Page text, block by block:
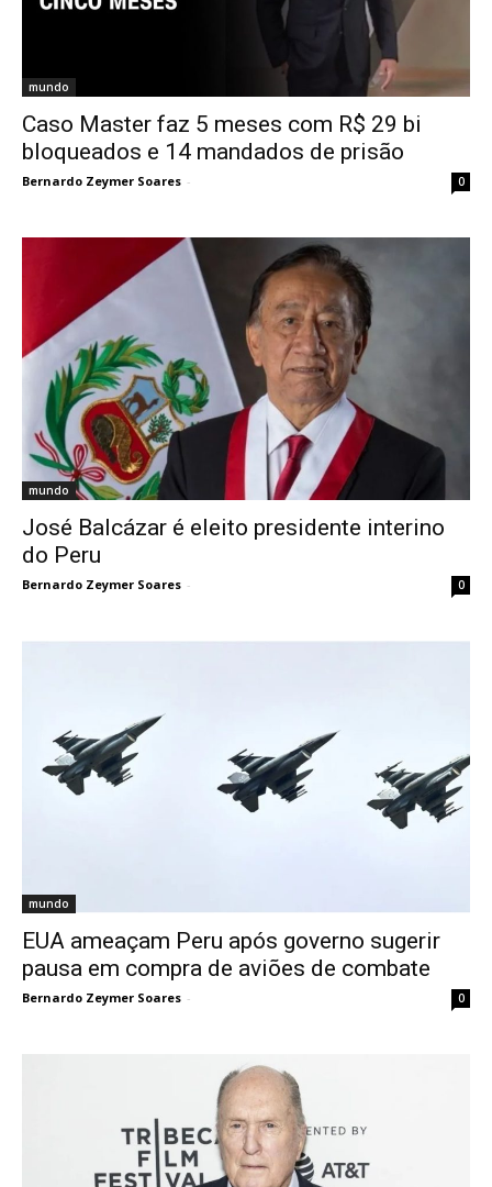
mundo
Caso Master faz 5 meses com R$ 29 bi
bloqueados e 14 mandados de prisão
Bernardo Zeymer Soares - 0
mundo
José Balcázar é eleito presidente interino
do Peru
Bernardo Zeymer Soares - 0
mundo
EUA ameaçam Peru após governo sugerir
pausa em compra de aviões de combate
Bernardo Zeymer Soares - 0